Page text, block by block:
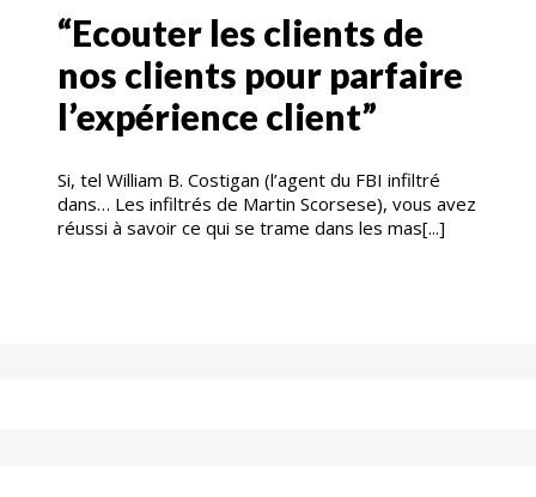
“Ecouter les clients de
nos clients pour parfaire
l’expérience client”
Si, tel William B. Costigan (l’agent du FBI infiltré
dans… Les infiltrés de Martin Scorsese), vous avez
réussi à savoir ce qui se trame dans les mas[...]